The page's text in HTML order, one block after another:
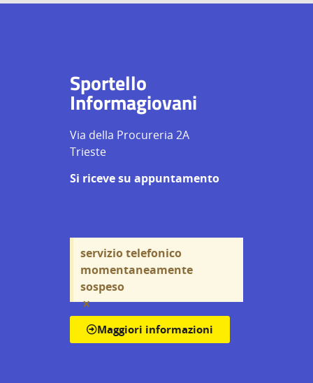
Sportello
Informagiovani
Via della Procureria 2A
Trieste
Si riceve su appuntamento
servizio telefonico
momentaneamente
sospeso
×
Maggiori informazioni